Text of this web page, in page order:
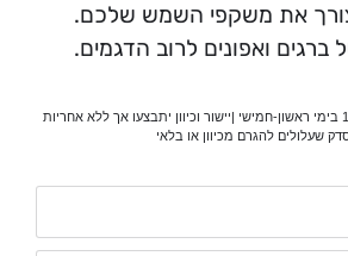
את משקפי השמש שלכם.
ואפונים לרוב הדגמים.
*המעבדה פתוחה עד 18:45 בימי ראשון-חמישי |יישור וכיוון יתבצעו אך ללא אחריות
שעלולים להגרם מכיוון או בלאי